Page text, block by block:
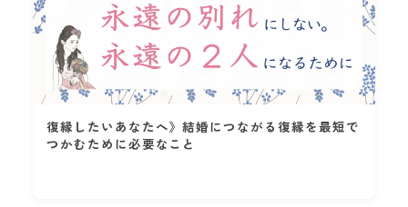
たい
に
復縁したいあなたへ》結婚につながる復縁を最短で
つかむために必要なこと